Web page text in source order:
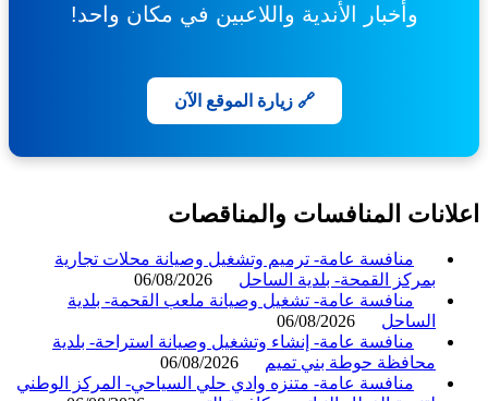
وأخبار الأندية واللاعبين في مكان واحد!
🔗 زيارة الموقع الآن
المنافسات والمناقصات
منافسة عامة- ترميم وتشغيل وصيانة محلات تجارية
بمركز القمحة- بلدية الساحل
06/08/2026
منافسة عامة- تشغيل وصيانة ملعب القحمة- بلدية
الساحل
06/08/2026
منافسة عامة- إنشاء وتشغيل وصيانة استراحة- بلدية
محافظة حوطة بني تميم
06/08/2026
منافسة عامة- متنزه وادي حلي السياحي- المركز الوطني